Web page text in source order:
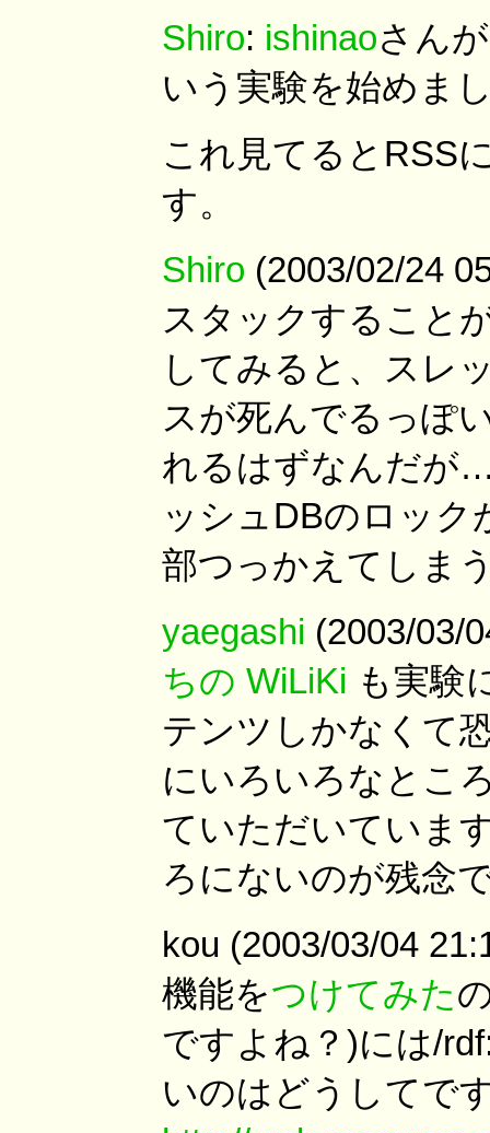
Shiro: ishinaoさん
いう実験を始めま
これ見てるとRSS
す。
Shiro (2003/02/24
スタックすること
してみると、スレ
スが死んでるっぽ
れるはずなんだが
ッシュDBのロッ
部つっかえてしま
yaegashi (2003/03/
ちの WiLiKi も実験
テンツしかなくて
にいろいろなとこ
ていただいていま
ろにないのが残念
kou (2003/03/04
機能をつけてみた
ですよね？)には/
いのはどうしてで